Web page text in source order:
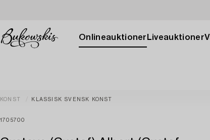
Onlineauktioner Liveauktioner
KONST KLASSISK SVENSK KONST
1705700